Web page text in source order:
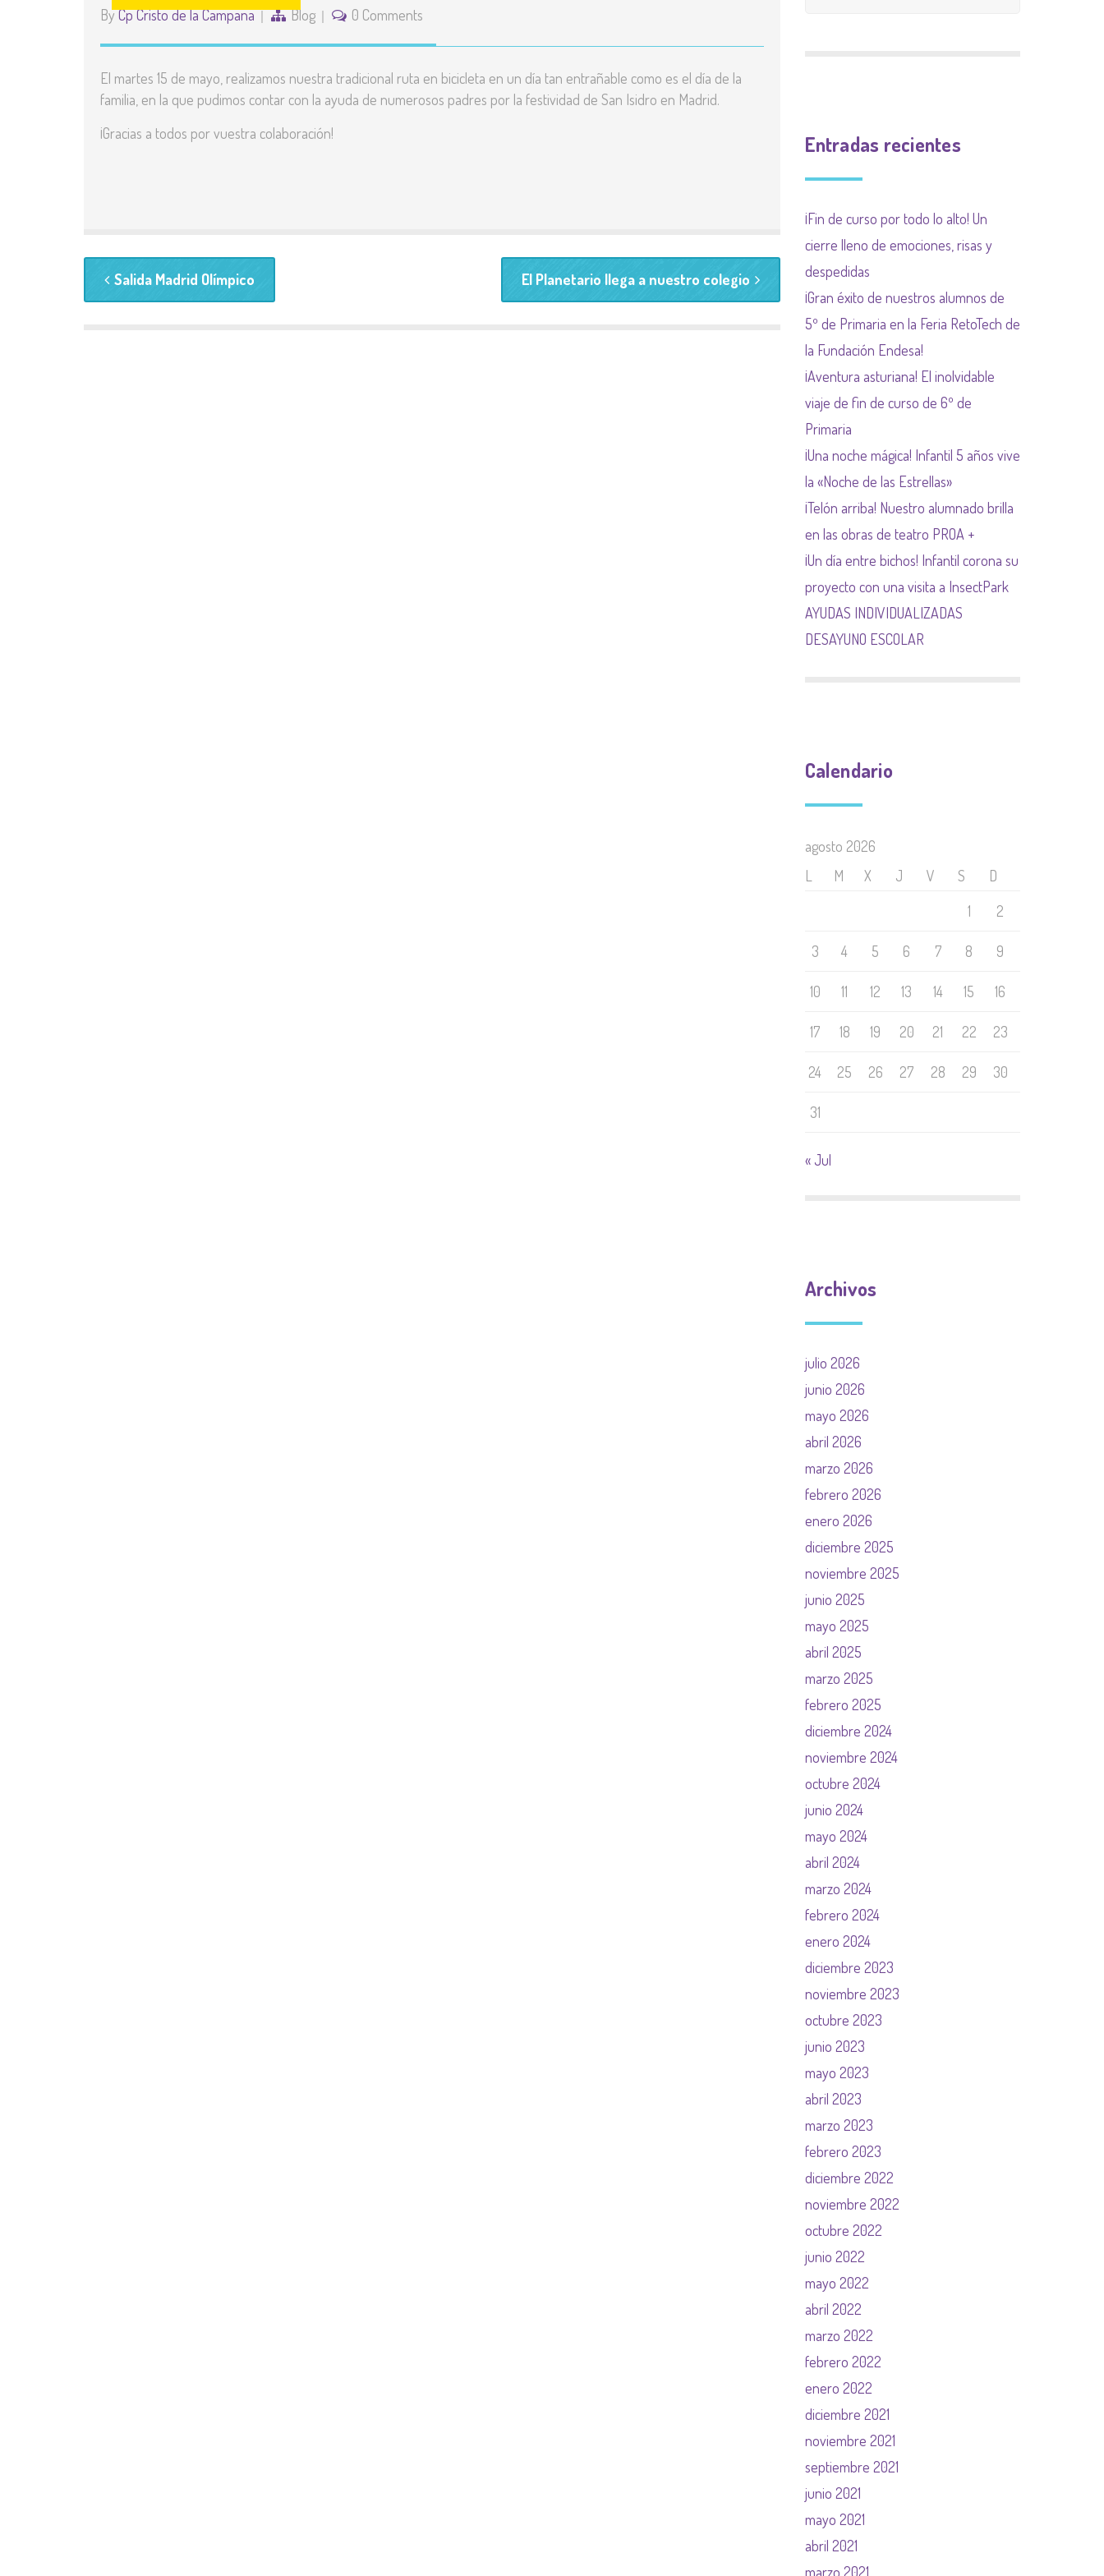
EXTRAESCOLAR
Actividades
de funcionamiento de
Proyecto Educativo
Resultados pruebas
externas
PLAN INCLUYO
DE CENTRO
DE LAS PANTALLAS
Plan Regional contra las
drogas de la
Comunidad de Madrid
ByCp Cristo de la Campana Blog 0 Comments
El martes 15 de mayo, realizamos nuestra tradicional ruta en bicicleta en un día tan entrañable como es el día de la
familia, en la que pudimos contar con la ayuda de numerosos padres por la festividad de San Isidro en Madrid.
¡Gracias a todos por vuestra colaboración!
Salida Madrid Olímpico El Planetario llega a nuestro colegio
Entradas recientes
¡Fin de curso por todo lo alto! Un
cierre lleno de emociones, risas y
despedidas
¡Gran éxito de nuestros alumnos de
5º de Primaria en la Feria RetoTech de
la Fundación Endesa!
¡Aventura asturiana! El inolvidable
viaje de fin de curso de 6º de
Primaria
¡Una noche mágica! Infantil 5 años vive
la «Noche de las Estrellas»
¡Telón arriba! Nuestro alumnado brilla
en las obras de teatro PROA +
¡Un día entre bichos! Infantil corona su
proyecto con una visita a InsectPark
AYUDAS INDIVIDUALIZADAS
DESAYUNO ESCOLAR
Calendario
agosto 2026
L
M X J V S
D
1
2
3 4 5 6 7 8 9
10 11 12 13 14 15 16
17 18 19 20 21 22 23
24 25 26 27 28 29 30
31
« Jul
Archivos
julio 2026
junio 2026
mayo 2026
abril 2026
marzo 2026
febrero 2026
enero 2026
diciembre 2025
noviembre 2025
junio 2025
mayo 2025
abril 2025
marzo 2025
febrero 2025
diciembre 2024
noviembre 2024
octubre 2024
junio 2024
mayo 2024
abril 2024
marzo 2024
febrero 2024
enero 2024
diciembre 2023
noviembre 2023
octubre 2023
junio 2023
mayo 2023
abril 2023
marzo 2023
febrero 2023
diciembre 2022
noviembre 2022
octubre 2022
junio 2022
mayo 2022
abril 2022
marzo 2022
febrero 2022
enero 2022
diciembre 2021
noviembre 2021
septiembre 2021
junio 2021
mayo 2021
abril 2021
marzo 2021